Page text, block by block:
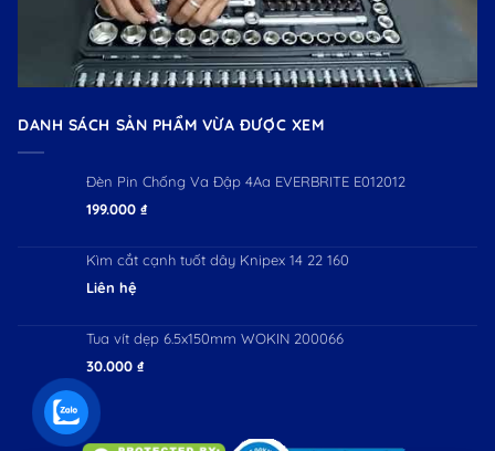
DANH SÁCH SẢN PHẨM VỪA ĐƯỢC XEM
Đèn Pin Chống Va Đập 4Aa EVERBRITE E012012
199.000 ₫
Kìm cắt cạnh tuốt dây Knipex 14 22 160
Liên hệ
Tua vít dẹp 6.5x150mm WOKIN 200066
30.000 ₫